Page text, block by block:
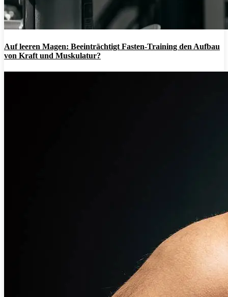
Auf leeren Magen: Beeinträchtigt Fasten-Training den Aufbau
von Kraft und Muskulatur?